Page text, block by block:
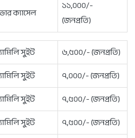
ক্যাসেল
১১,০০০/-
(জনপ্রতি)
সুইট
৬,৫০০/- (জনপ্রতি)
সুইট
৭,০০০/- (জনপ্রতি)
সুইট
৭,৫০০/- (জনপ্রতি)
সুইট
৭,৫০০/- (জনপ্রতি)